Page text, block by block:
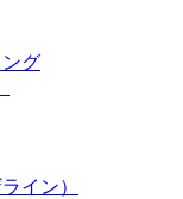
グ
イン）